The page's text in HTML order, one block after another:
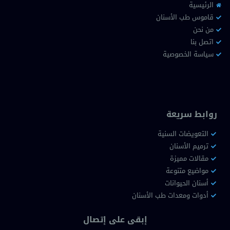
الرئيسية
قاموس طب الأسنان
من نحن
اتصل بنا
سياسة الخصوصية
التعويضات السنية
ترميم الأسنان
مقالات مميزة
مواضيع متنوعة
أسنان الحيوانات
أدوات ومعدات طب الأسنان
إبقى على إتصال
انضم إلى مجتمعنا واحصل على أحدث النصائح والمعلومات حول
صحة الفم والأسنان مباشرة إلى بريدك الإلكتروني! اشترك الآن ولا